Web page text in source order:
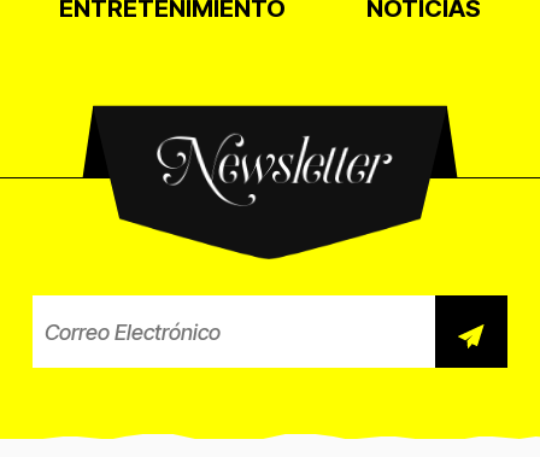
ENTRETENIMIENTO
NOTICIAS
Newsletter